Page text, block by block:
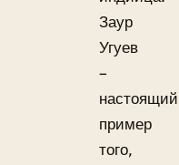
Заур
Угуев
–
настоящий
пример
того,